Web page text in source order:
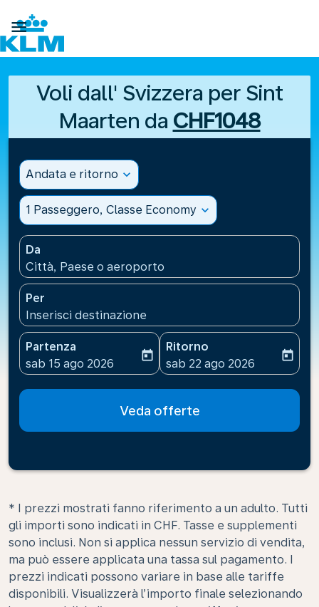

Voli dall' Svizzera per Sint
Maarten da CHF1048
Andata e ritorno expand_more
1 Passeggero, Classe Economy expand_more
Da
Città, Paese o aeroporto
Per
Inserisci destinazione
Partenza
fc-booking-departure-date-aria-label
sab 15 ago 2026
today
Ritorno
fc-booking-return-date-
sab 22 ago 2026
today
Veda offerte
* I prezzi mostrati fanno riferimento a un adulto. Tutti
gli importi sono indicati in CHF. Tasse e supplementi
sono inclusi. Non si applica nessun servizio di vendita,
ma può essere applicata una tassa sul pagamento. I
prezzi indicati possono variare in base alle tariffe
disponibili. Visualizzerà l’importo finale selezionando